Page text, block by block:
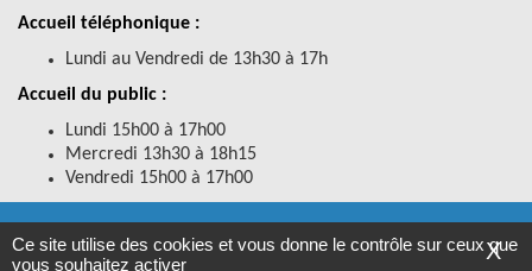
Accueil téléphonique :
Lundi au Vendredi de 13h30 à 17h
Accueil du public :
Lundi 15h00 à 17h00
Mercredi 13h30 à 18h15
Vendredi 15h00 à 17h00
PRE © 2019
X
Ce site utilise des cookies et vous donne le contrôle sur ceux que
vous souhaitez activer